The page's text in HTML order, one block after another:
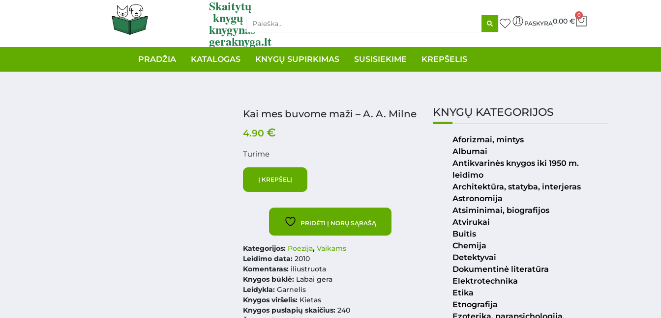
Skaitytų
knygų
knygynas
geraknyga.lt
PASKYRA0.00 €
0
PRADŽIA KATALOGAS KNYGŲ SUPIRKIMAS SUSISIEKIME KREPŠELIS
Kai mes buvome maži – A. A. Milne
4.90 €
Turime
Į KREPŠELĮ
PRIDĖTI Į NORŲ SĄRAŠĄ
Kategorijos: Poezija, Vaikams
Leidimo data:2010
Komentaras: iliustruota
Knygos būklė: Labai gera
Leidykla:Garnelis
Knygos viršelis: Kietas
Knygos puslapių skaičius: 240
KNYGŲ KATEGORIJOS
Aforizmai, mintys
Albumai
Antikvarinės knygos iki 1950 m.
leidimo
Architektūra, statyba, interjeras
Astronomija
Atsiminimai, biografijos
Atvirukai
Buitis
Chemija
Detektyvai
Dokumentinė literatūra
Elektrotechnika
Etika
Etnografija